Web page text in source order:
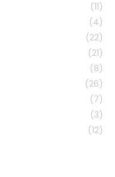
(11)
(4)
(22)
(21)
(8)
(26)
(7)
(3)
(12)